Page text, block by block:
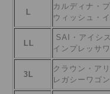
L
カルディナ・
ウィッシュ・
LL
SAI・アイシ
インプレッサ
3L
クラウン・ア
レガシーワゴ